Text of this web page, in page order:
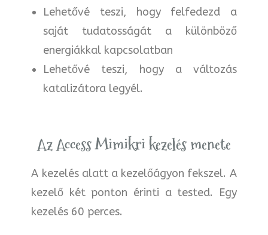
Lehetővé teszi, hogy felfedezd a
saját tudatosságát a különböző
energiákkal kapcsolatban
Lehetővé teszi, hogy a változás
katalizátora legyél.
Az Access Mimikri kezelés menete
A kezelés alatt a kezelőágyon fekszel. A
kezelő két ponton érinti a tested. Egy
kezelés 60 perces.